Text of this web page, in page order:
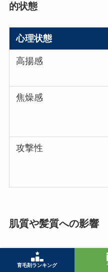
育毛剤ランキング
的状態
心理状態
高揚感
焦燥感
攻撃性
肌質や髪質への影響
テストステロンが多い